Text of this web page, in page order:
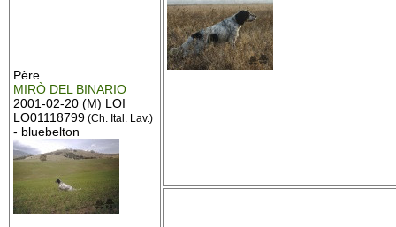
Père
MIRÒ DEL BINARIO
2001-02-20 (M) LOI
LO01118799 (Ch. Ital. Lav.)
- bluebelton